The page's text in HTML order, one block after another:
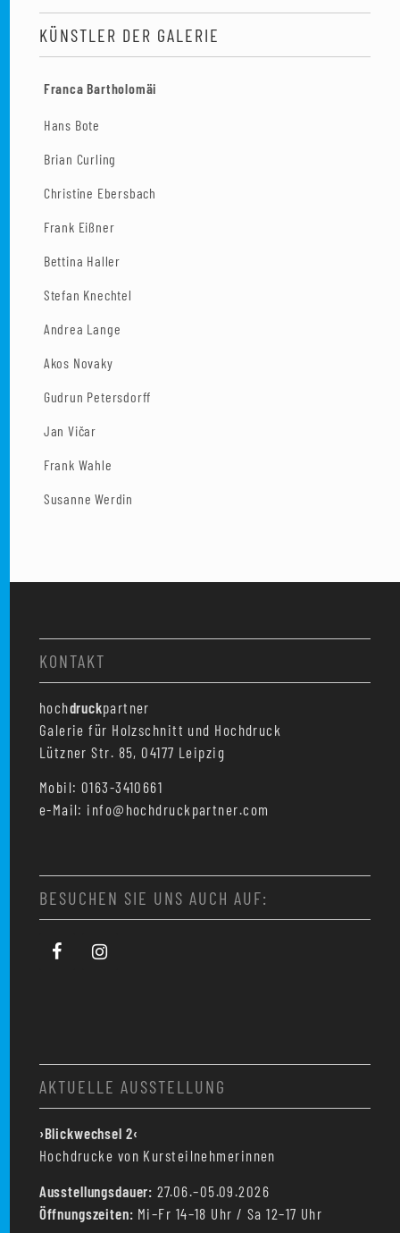
KÜNSTLER DER GALERIE
Franca Bartholomäi
Hans Bote
Brian Curling
Christine Ebersbach
Frank Eißner
Bettina Haller
Stefan Knechtel
Andrea Lange
Akos Novaky
Gudrun Petersdorff
Jan Vičar
Frank Wahle
Susanne Werdin
KONTAKT
hochdruckpartner
Galerie für Holzschnitt und Hochdruck
Lützner Str. 85, 04177 Leipzig
Mobil: 0163-3410661
e-Mail: info@hochdruckpartner.com
BESUCHEN SIE UNS AUCH AUF:
AKTUELLE AUSSTELLUNG
›Blickwechsel 2‹
Hochdrucke von Kursteilnehmerinnen
Ausstellungsdauer: 27.06.–05.09.2026
Öffnungszeiten: Mi–Fr 14–18 Uhr / Sa 12–17 Uhr